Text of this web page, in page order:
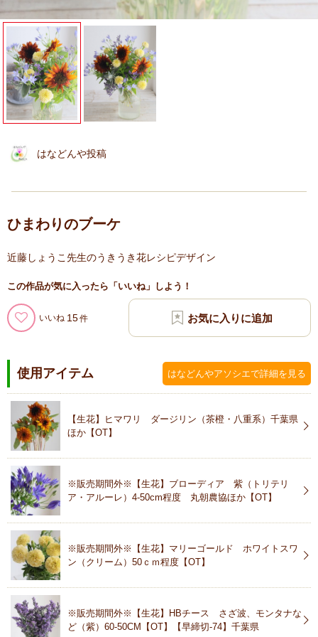
はなどんや投稿
ひまわりのブーケ
近藤しょうこ先生のうきうき花レシピデザイン
この作品が気に入ったら「いいね」しよう！
いいね 15
使用アイテム はなどんやアソシエで詳細を見る
【生花】ヒマワリ ダージリン（茶橙・八重系）千葉県
ほか【OT】
※販売期間外※【生花】ブローディア 紫（トリテリ
ア・アルーレ）4-50cm程度 丸朝農協ほか【OT】
※販売期間外※【生花】マリーゴールド ホワイトスワ
ン（クリーム）50ｃｍ程度【OT】
※販売期間外※【生花】HBチース さざ波、モンタナな
ど（紫）60-50CM【OT】【早締切-74】千葉県